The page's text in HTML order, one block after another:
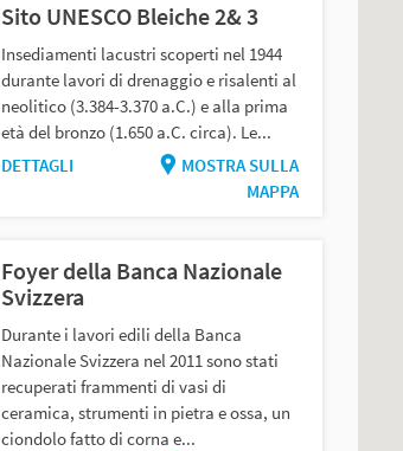
Sito UNESCO Bleiche 2& 3
Insediamenti lacustri scoperti nel 1944
durante lavori di drenaggio e risalenti al
neolitico (3.384-3.370 a.C.) e alla prima
età del bronzo (1.650 a.C. circa). Le...
DETTAGLI
MOSTRA SULLA
MAPPA
Foyer della Banca Nazionale
Svizzera
Durante i lavori edili della Banca
Nazionale Svizzera nel 2011 sono stati
recuperati frammenti di vasi di
ceramica, strumenti in pietra e ossa, un
ciondolo fatto di corna e...